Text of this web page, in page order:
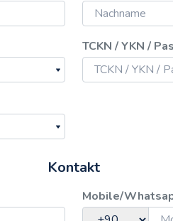
TCKN / YKN /
Kontakt
Mobile/